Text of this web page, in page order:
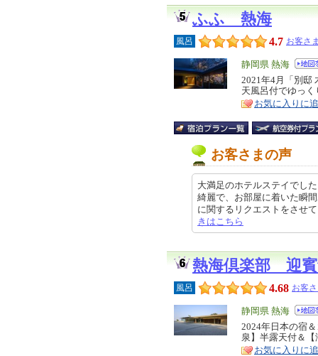
ふふ 熱海
風呂 4.7 お客さ
エ
リ
ア
静岡県 熱海
特
徴
2021年4月「別邸
天風呂付でゆっ
お気に入りに
お客さまの声
大満足のホテルステイでし
綺麗で、お部屋に着いた瞬
に関するリクエストをさせ
きはこちら
熱海倶楽部 迎
風呂 4.68 お客
エ
リ
ア
静岡県 熱海
特
徴
2024年日本の宿
泉】半露天付＆
お気に入りに